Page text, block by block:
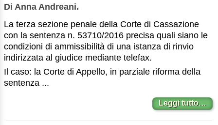
Di Anna Andreani.
La terza sezione penale della Corte di Cassazione
con la sentenza n. 53710/2016 precisa quali siano le
condizioni di ammissibilità di una istanza di rinvio
indirizzata al giudice mediante telefax.
Il caso: la Corte di Appello, in parziale riforma della
sentenza ...
Leggi tutto…